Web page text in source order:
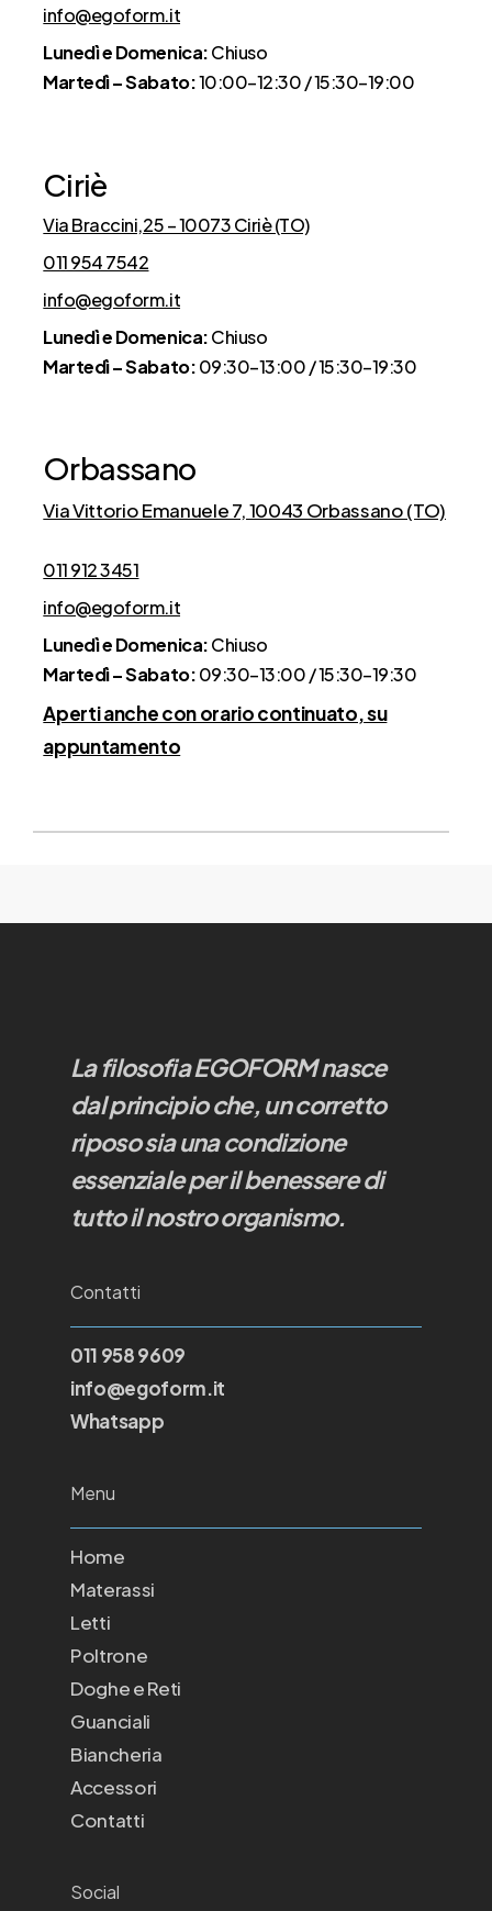
info@egoform.it
Lunedì e Domenica:Chiuso
Martedì – Sabato:10:00–12:30 / 15:30–19:00
Ciriè
Via Braccini,25 – 10073 Ciriè (TO)
011 954 7542
info@egoform.it
Lunedì e Domenica:Chiuso
Martedì – Sabato:09:30–13:00 / 15:30–19:30
Orbassano
Via Vittorio Emanuele 7, 10043 Orbassano (TO)
011 912 3451
info@egoform.it
Lunedì e Domenica:Chiuso
Martedì – Sabato:09:30–13:00 / 15:30–19:30
Aperti anche con orario continuato, su
appuntamento
La filosofia EGOFORM nasce
dal principio che, un corretto
riposo sia una condizione
essenziale per il benessere di
tutto il nostro organismo.
Contatti
011 958 9609
info@egoform.it
Whatsapp
Menu
Home
Materassi
Letti
Poltrone
Doghe e Reti
Guanciali
Biancheria
Accessori
Contatti
Social